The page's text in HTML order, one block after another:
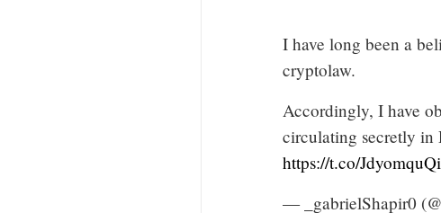
I have long been a
cryptolaw.
Accordingly, I have
circulating secretly in
https://t.co/
— _gabrielShapir0